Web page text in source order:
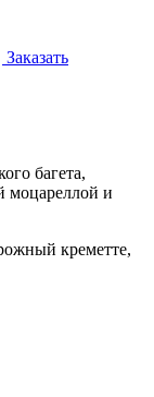
Заказать
багета,
моцареллой и
креметте,